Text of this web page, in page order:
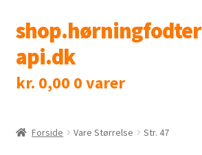
Spring
til
navigation
Spring
til
indhold
shop.hørningfodter
api.dk
Shop
Klinik
kr. 0,00 0 varer
Forside Vare Størrelse Str. 47